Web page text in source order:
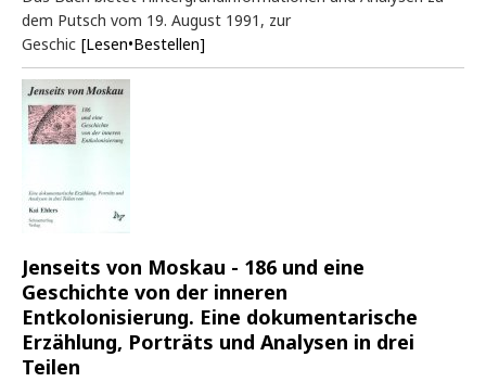
dem Putsch vom 19. August 1991, zur
Geschic [Lesen•Bestellen]
Jenseits von Moskau - 186 und eine
Geschichte von der inneren
Entkolonisierung. Eine dokumentarische
Erzählung, Porträts und Analysen in drei
Teilen